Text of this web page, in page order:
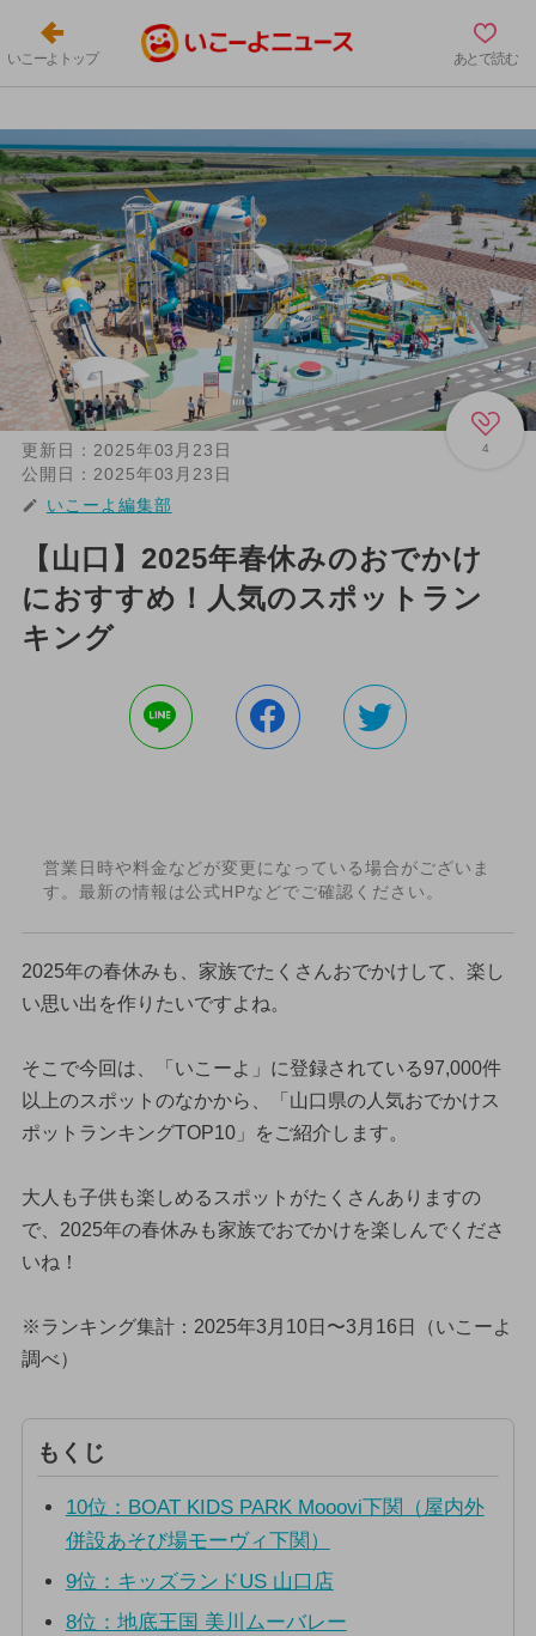
いこーよトップ あとで読む
4
更新日： 2025年03月23日
公開日： 2025年03月23日
いこーよ編集部
【山口】2025年春休みのおでかけ
におすすめ！人気のスポットラン
キング
営業日時や料金などが変更になっている場合がございま
す。最新の情報は公式HPなどでご確認ください。
2025年の春休みも、家族でたくさんおでかけして、楽し
い思い出を作りたいですよね。
そこで今回は、「いこーよ」に登録されている97,000件
以上のスポットのなかから、「山口県の人気おでかけス
ポットランキングTOP10」をご紹介します。
大人も子供も楽しめるスポットがたくさんありますの
で、2025年の春休みも家族でおでかけを楽しんでくださ
いね！
※ランキング集計：2025年3月10日〜3月16日（いこーよ
調べ）
もくじ
10位：BOAT KIDS PARK Mooovi下関（屋内外
併設あそび場モーヴィ下関）
9位：キッズランドUS 山口店
8位：地底王国 美川ムーバレー